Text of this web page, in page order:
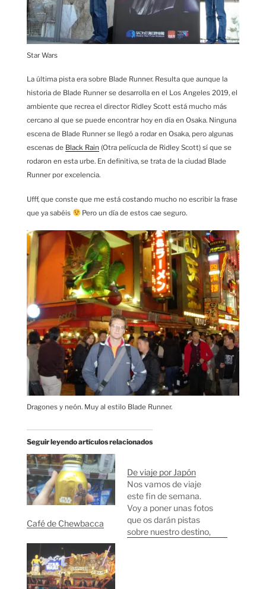
Star Wars
La última pista era sobre Blade Runner. Resulta que aunque la
historia de Blade Runner se desarrolla en el Los Angeles 2019, el
ambiente que recrea el director Ridley Scott está mucho más
cercano al que se puede encontrar hoy en día en Osaka. Ninguna
escena de Blade Runner se llegó a rodar en Osaka, pero algunas
escenas de Black Rain (Otra pelícucla de Ridley Scott) sí que se
rodaron en esta urbe. En definitiva, se trata de la ciudad Blade
Runner por excelencia.
Ufff, que conste que me está costando mucho no escribir la frase
que ya sabéis
Pero un día de estos cae seguro.
Dragones y neón. Muy al estilo Blade Runner.
Seguir leyendo artículos relacionados
Café de Chewbacca
De viaje por Japón
Nos vamos de viaje
este fin de semana.
Voy a poner unas fotos
que os darán pistas
sobre nuestro destino,